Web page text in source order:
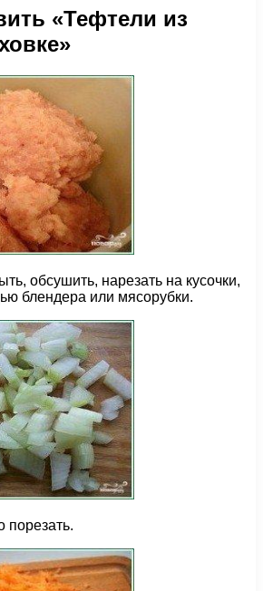
«Тефтели из
обсушить, нарезать на кусочки,
блендера или мясорубки.
порезать.